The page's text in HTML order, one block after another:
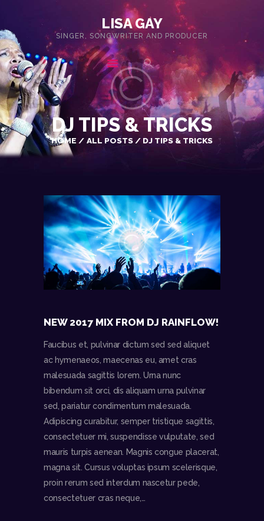
LISA GAY
SINGER, SONGWRITER AND PRODUCER
DJ TIPS & TRICKS
HOME ALL POSTS DJ TIPS & TRICKS
LISA GAY
SINGER, SONGWRITER AND PRODUCER
HOME
LISA’S BIOGRAPHY
EVENTS
VIDEOS
SHOP
NEW 2017 MIX FROM DJ RAINFLOW!
Faucibus et, pulvinar dictum sed sed aliquet
ac hymenaeos, maecenas eu, amet cras
malesuada sagittis lorem. Urna nunc
bibendum sit orci, dis aliquam urna pulvinar
sed, pariatur condimentum malesuada.
Adipiscing curabitur, semper tristique sagittis,
consectetuer mi, suspendisse vulputate, sed
mauris turpis aenean. Magnis congue placerat,
magna sit. Cursus voluptas ipsum scelerisque,
proin rerum sed interdum nascetur pede,
consectetuer cras neque,…